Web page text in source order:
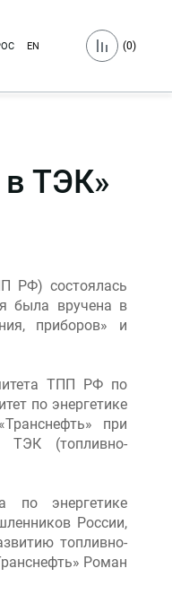
EN (0)
ТЭК»
РФ) состоялась
была вручена в
приборов» и
ТПП РФ по
по энергетике
при
ТЭК (топливно-
по энергетике
России,
топливно-
Роман